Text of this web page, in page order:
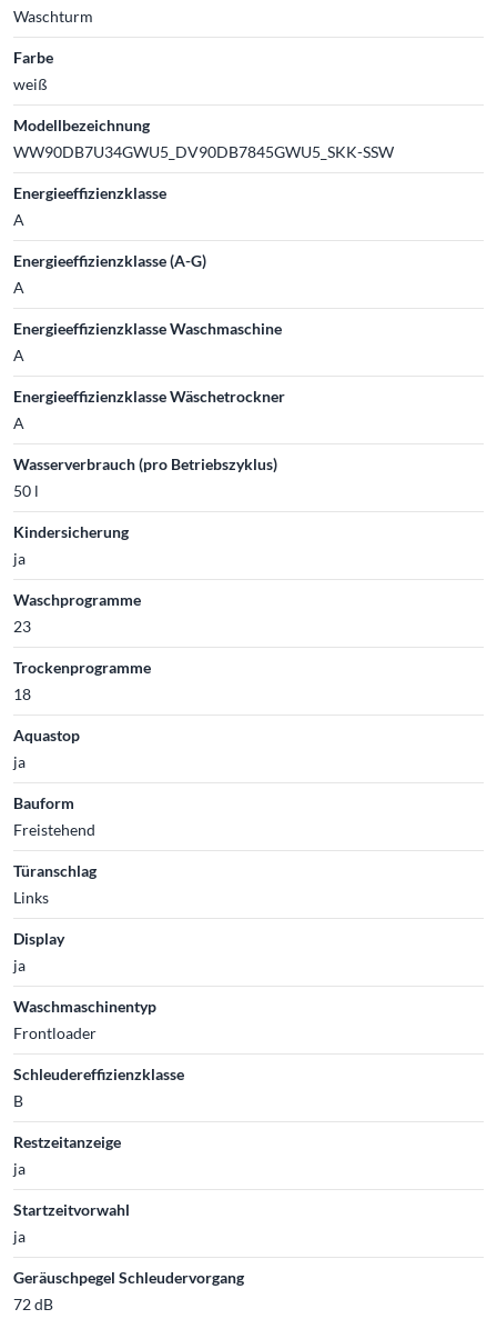
Waschturm
Farbe
weiß
Modellbezeichnung
WW90DB7U34GWU5_DV90DB7845GWU5_SKK-SSW
Energieeffizienzklasse
A
Energieeffizienzklasse (A-G)
A
Energieeffizienzklasse Waschmaschine
A
Energieeffizienzklasse Wäschetrockner
A
Wasserverbrauch (pro Betriebszyklus)
50 l
Kindersicherung
ja
Waschprogramme
23
Trockenprogramme
18
Aquastop
ja
Bauform
Freistehend
Türanschlag
Links
Display
ja
Waschmaschinentyp
Frontloader
Schleudereffizienzklasse
B
Restzeitanzeige
ja
Startzeitvorwahl
ja
Geräuschpegel Schleudervorgang
72 dB